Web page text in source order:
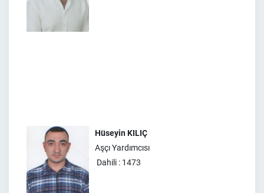
Hüseyin KILIÇ
Aşçı Yardımcısı
Dahili : 1473